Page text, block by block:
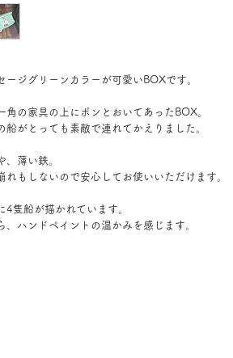
ージグリーンカラーが可愛いBOXです。
角の家具の上にポンとおいてあったBOX。
船がとっても素敵で連れてかえりました。
、薄い鉄。
れもしないので安心してお使いいただけます。
4隻船が描かれています。
、ハンドペイントの温かみを感じます。